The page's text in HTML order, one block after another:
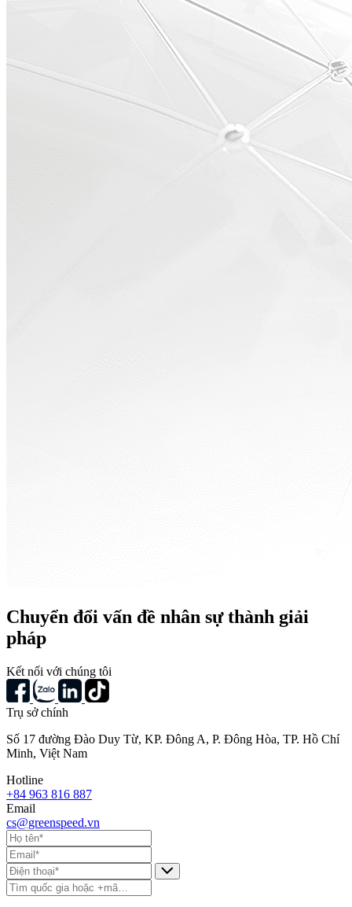
Chuyển đổi vấn đề nhân sự thành giải
pháp
Kết nối với chúng tôi
Trụ sở chính
Số 17 đường Đào Duy Từ, KP. Đông A, P. Đông Hòa, TP. Hồ Chí
Minh, Việt Nam
Hotline
+84 963 816 887
Email
cs@greenspeed.vn